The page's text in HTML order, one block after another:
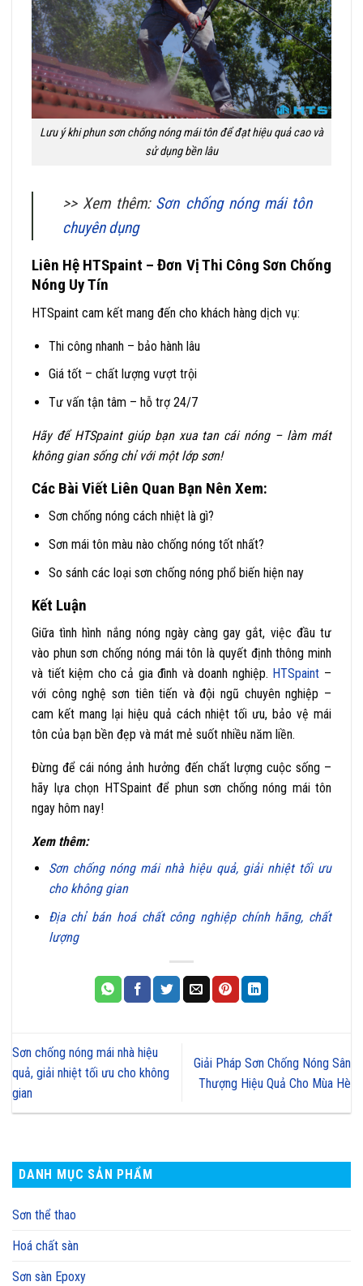
Lưu ý khi phun sơn chống nóng mái tôn để đạt hiệu quả cao và
sử dụng bền lâu
>> Xem thêm: Sơn chống nóng mái tôn
chuyên dụng
Liên Hệ HTSpaint – Đơn Vị Thi Công Sơn Chống
Nóng Uy Tín
HTSpaint cam kết mang đến cho khách hàng dịch vụ:
Thi công nhanh – bảo hành lâu
Giá tốt – chất lượng vượt trội
Tư vấn tận tâm – hỗ trợ 24/7
Hãy để HTSpaint giúp bạn xua tan cái nóng – làm mát
không gian sống chỉ với một lớp sơn!
Các Bài Viết Liên Quan Bạn Nên Xem:
Sơn chống nóng cách nhiệt là gì?
Sơn mái tôn màu nào chống nóng tốt nhất?
So sánh các loại sơn chống nóng phổ biến hiện nay
Kết Luận
Giữa tình hình nắng nóng ngày càng gay gắt, việc đầu tư
vào phun sơn chống nóng mái tôn là quyết định thông minh
và tiết kiệm cho cả gia đình và doanh nghiệp. HTSpaint –
với công nghệ sơn tiên tiến và đội ngũ chuyên nghiệp –
cam kết mang lại hiệu quả cách nhiệt tối ưu, bảo vệ mái
tôn của bạn bền đẹp và mát mẻ suốt nhiều năm liền.
Đừng để cái nóng ảnh hưởng đến chất lượng cuộc sống –
hãy lựa chọn HTSpaint để phun sơn chống nóng mái tôn
ngay hôm nay!
Xem thêm:
Sơn chống nóng mái nhà hiệu quả, giải nhiệt tối ưu
cho không gian
Địa chỉ bán hoá chất công nghiệp chính hãng, chất
lượng
Sơn chống nóng mái nhà hiệu
quả, giải nhiệt tối ưu cho không
gian
Giải Pháp Sơn Chống Nóng Sân
Thượng Hiệu Quả Cho Mùa Hè
DANH MỤC SẢN PHẨM
Sơn thể thao
Hoá chất sàn
Sơn sàn Epoxy